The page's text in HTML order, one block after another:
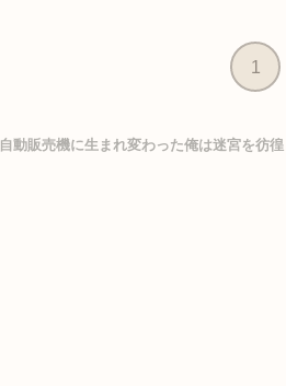
1
自動販売機に生まれ変わった俺は迷宮を彷